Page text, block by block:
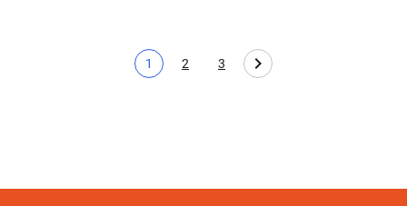
Huidige pagina
1
Page
2
Page
3